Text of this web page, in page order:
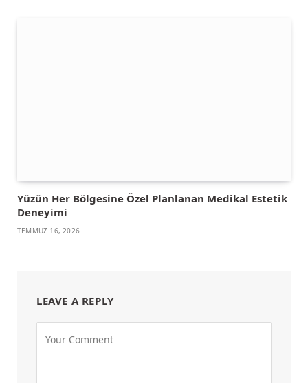
Yüzün Her Bölgesine Özel Planlanan Medikal Estetik
Deneyimi
TEMMUZ 16, 2026
LEAVE A REPLY